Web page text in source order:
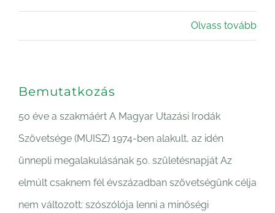
Olvass tovább
Bemutatkozás
50 éve a szakmáért A Magyar Utazási Irodák
Szövetsége (MUISZ) 1974-ben alakult, az idén
ünnepli megalakulásának 50. születésnapját Az
elmúlt csaknem fél évszázadban szövetségünk célja
nem változott: szószólója lenni a minőségi